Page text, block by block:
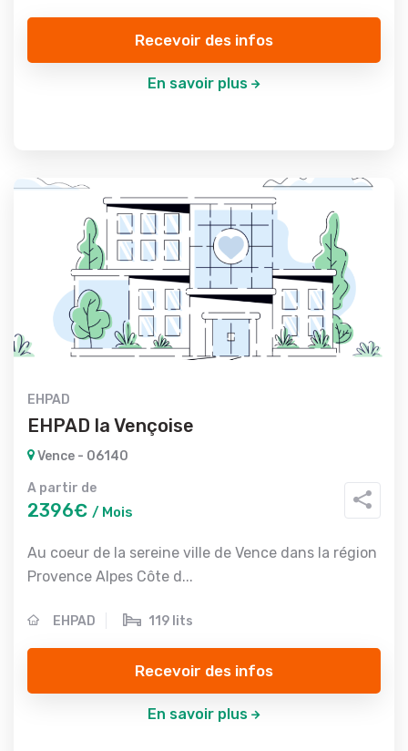
Recevoir des infos
En savoir plus
EHPAD
EHPAD la Vençoise
Vence - 06140
A partir de
2396€ / Mois
Au coeur de la sereine ville de Vence dans la région
Provence Alpes Côte d...
EHPAD 119 lits
Recevoir des infos
En savoir plus